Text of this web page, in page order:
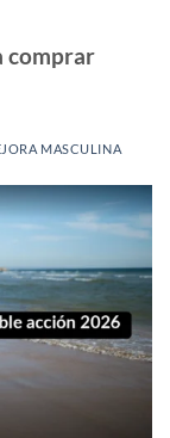
comprar
MASCULINA